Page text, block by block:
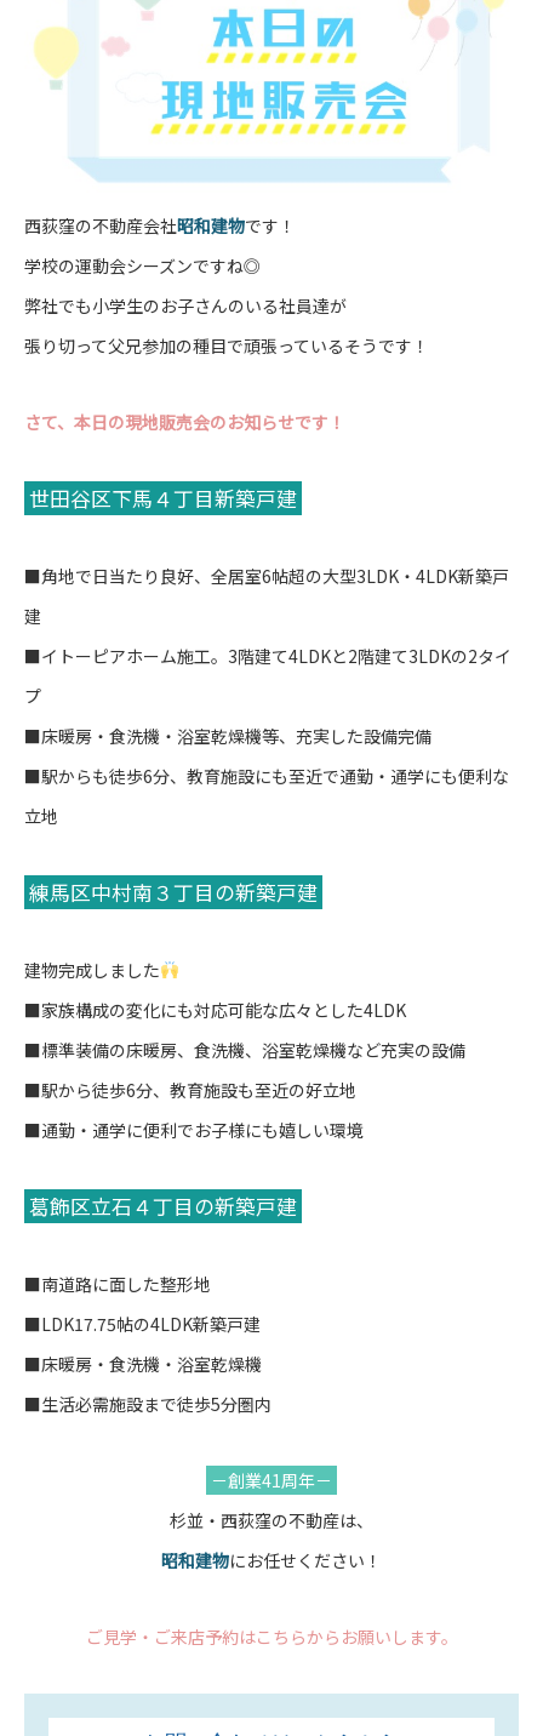
西荻窪の不動産会社昭和建物です！
学校の運動会シーズンですね◎
弊社でも小学生のお子さんのいる社員達が
張り切って父兄参加の種目で頑張っているそうです！
さて、本日の現地販売会のお知らせです！
世田谷区下馬４丁目新築戸建
■角地で日当たり良好、全居室6帖超の大型3LDK・4LDK新築戸
建
■イトーピアホーム施工。3階建て4LDKと2階建て3LDKの2タイ
プ
■床暖房・食洗機・浴室乾燥機等、充実した設備完備
■駅からも徒歩6分、教育施設にも至近で通勤・通学にも便利な
立地
練馬区中村南３丁目の新築戸建
建物完成しました
■家族構成の変化にも対応可能な広々とした4LDK
■標準装備の床暖房、食洗機、浴室乾燥機など充実の設備
■駅から徒歩6分、教育施設も至近の好立地
■通勤・通学に便利でお子様にも嬉しい環境
葛飾区立石４丁目の新築戸建
■南道路に面した整形地
■LDK17.75帖の4LDK新築戸建
■床暖房・食洗機・浴室乾燥機
■生活必需施設まで徒歩5分圏内
－創業41周年－
杉並・西荻窪の不動産は、
昭和建物にお任せください！
ご見学・ご来店予約はこちらからお願いします。